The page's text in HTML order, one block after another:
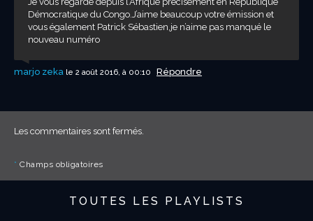
Démocratique du Congo.J’aime beaucoup votre émission et
vous également Patrick Sébastien,je n’aime pas manqué le
nouveau numéro
marjo zeka le 2 août 2016, à 00:10 Répondre
Les commentaires sont fermés.
* Champs obligatoires
TOUTES LES PLAYLISTS